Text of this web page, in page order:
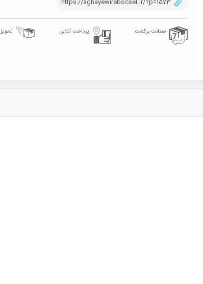
https://aghayewirebocsel.ir/?p=1573
ضمانت برگشت پرداخت آنلاین